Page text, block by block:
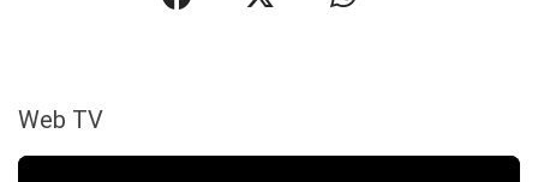
Web TV